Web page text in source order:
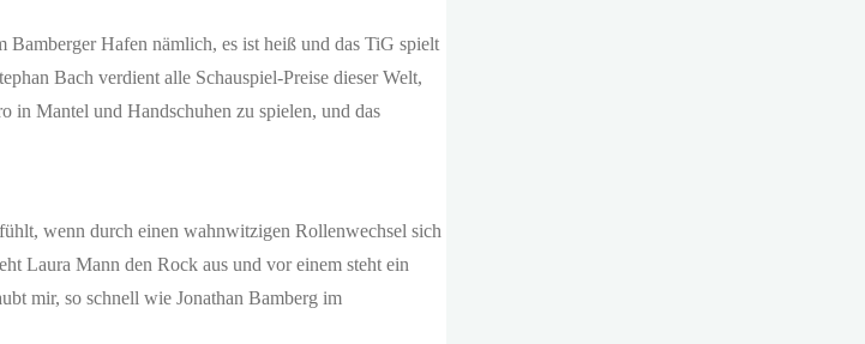
Hafen nämlich, es ist heiß und das TiG spielt
Bach verdient alle Schauspiel-Preise dieser Welt,
in Mantel und Handschuhen zu spielen, und das
wenn durch einen wahnwitzigen Rollenwechsel sich
Laura Mann den Rock aus und vor einem steht ein
mir, so schnell wie Jonathan Bamberg im